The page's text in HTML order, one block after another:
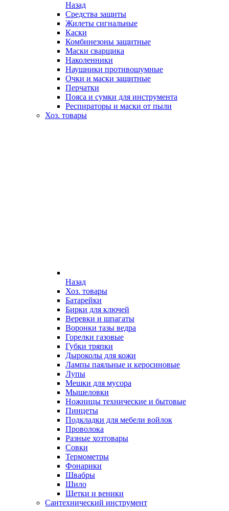
Назад
Средства защиты
Жилеты сигнальные
Каски
Комбинезоны защитные
Маски сварщика
Наколенники
Наушники противошумные
Очки и маски защитные
Перчатки
Пояса и сумки для инструмента
Респираторы и маски от пыли
Хоз. товары
Назад
Хоз. товары
Батарейки
Бирки для ключей
Веревки и шпагаты
Воронки тазы ведра
Горелки газовые
Губки тряпки
Дыроколы для кожи
Лампы паяльные и керосиновые
Лупы
Мешки для мусора
Мышеловки
Ножницы технические и бытовые
Пинцеты
Подкладки для мебели войлок
Проволока
Разные хозтовары
Совки
Термометры
Фонарики
Швабры
Шило
Щетки и веники
Сантехнический инструмент